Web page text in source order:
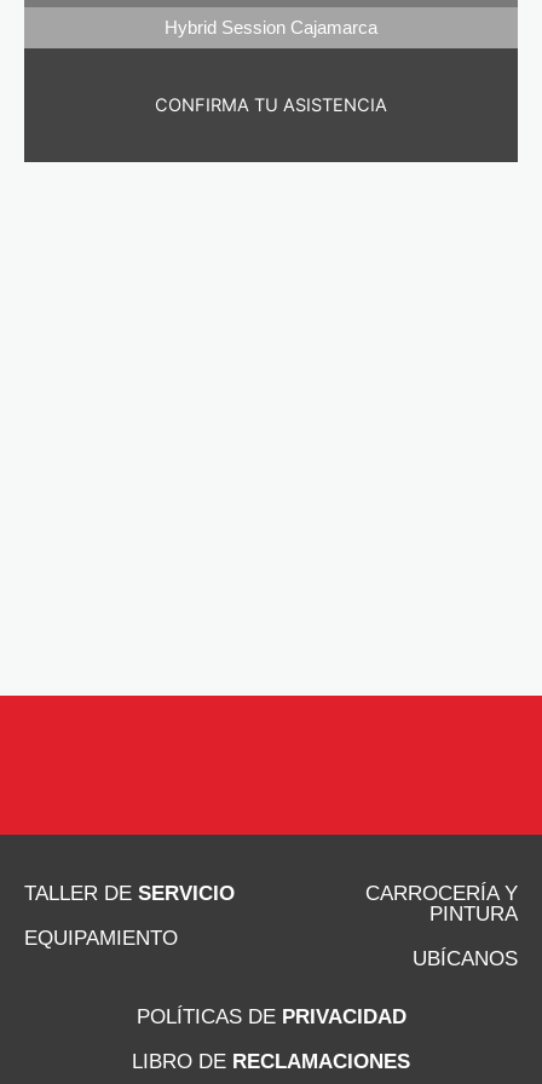
Hybrid Session Cajamarca
CONFIRMA TU ASISTENCIA
TALLER DE SERVICIO
EQUIPAMIENTO
CARROCERÍA Y
PINTURA
UBÍCANOS
POLÍTICAS DE PRIVACIDAD
LIBRO DE RECLAMACIONES